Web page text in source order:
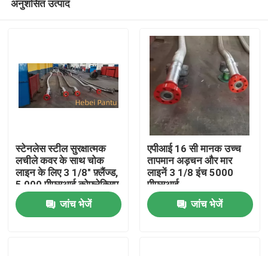
अनुशंसित उत्पाद
स्टेनलेस स्टील सुरक्षात्मक
लचीले कवर के साथ चोक
लाइन के लिए 3 1/8" फ़्लैंज्ड,
5,000 पीएसआई कोफ्लेक्सिप
नली
जांच भेजें
एपीआई 16 सी मानक उच्च
तापमान अड़चन और मार
लाइनें 3 1/8 इंच 5000
पीएसआई
जांच भेजें